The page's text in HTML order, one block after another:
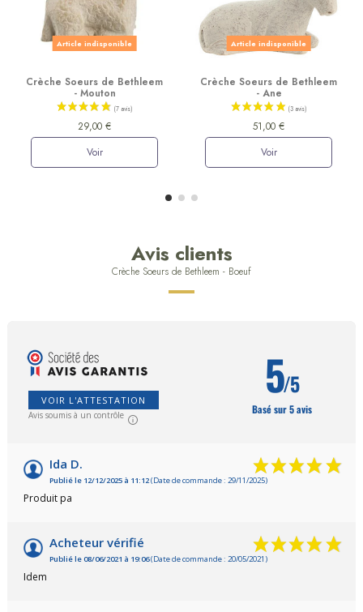
Article indisponible
Crèche Soeurs de Bethleem
- Mouton
29,00 €
Voir
Article indisponible
Crèche Soeurs de Bethleem
- Ane
51,00 €
Voir
Avis clients
Crèche Soeurs de Bethleem - Boeuf
VOIR L'ATTESTATION
Avis soumis à un contrôle
5/5
Basé sur 5 avis
Ida D.
Publié le 12/12/2025 à 11:12(Date de commande : 29/11/2025)
Produit pa
Acheteur vérifié
Publié le 08/06/2021 à 19:06(Date de commande : 20/05/2021)
Idem